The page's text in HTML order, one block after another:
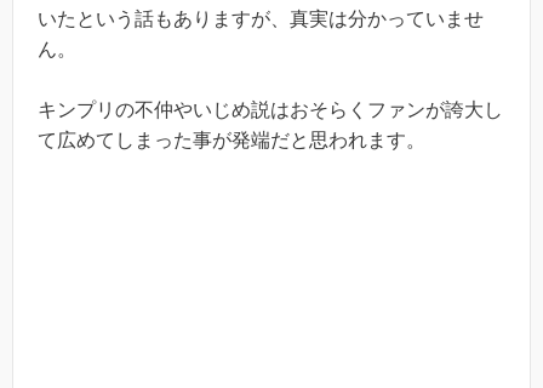
いたという話もありますが、真実は分かっていませ
ん。
キンプリの不仲やいじめ説はおそらくファンが誇大し
て広めてしまった事が発端だと思われます。